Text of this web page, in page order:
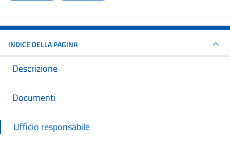
INDICE DELLA PAGINA
Descrizione
Documenti
Ufficio responsabile